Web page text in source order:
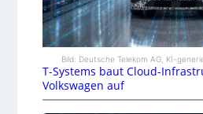
Bild: Deutsche Telekom AG, KI-
T-Systems baut Cloud-
Volkswagen auf